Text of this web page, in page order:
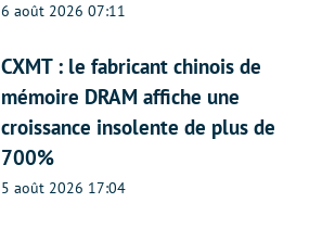
6 août 2026 07:11
CXMT : le fabricant chinois de
mémoire DRAM affiche une
croissance insolente de plus de
700%
5 août 2026 17:04